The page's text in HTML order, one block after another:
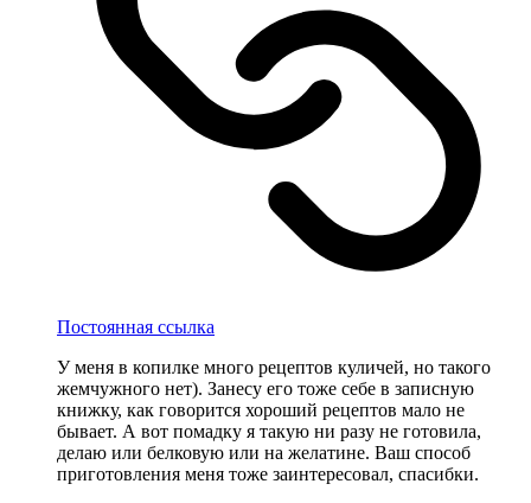
Постоянная ссылка
У меня в копилке много рецептов куличей, но такого
жемчужного нет). Занесу его тоже себе в записную
книжку, как говорится хороший рецептов мало не
бывает. А вот помадку я такую ни разу не готовила,
делаю или белковую или на желатине. Ваш способ
приготовления меня тоже заинтересовал, спасибки.